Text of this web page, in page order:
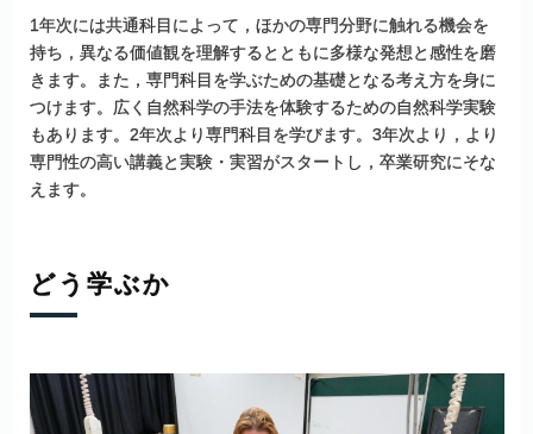
1年次には共通科目によって，ほかの専門分野に触れる機会を
持ち，異なる価値観を理解するとともに多様な発想と感性を磨
きます。また，専門科目を学ぶための基礎となる考え方を身に
つけます。広く自然科学の手法を体験するための自然科学実験
もあります。2年次より専門科目を学びます。3年次より，より
専門性の高い講義と実験・実習がスタートし，卒業研究にそな
えます。
どう学ぶか